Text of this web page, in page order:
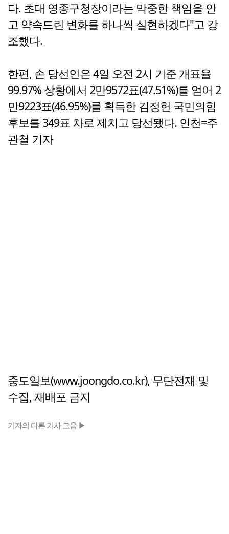
다. 초대 영종구청장이라는 막중한 책임을 안
고 약속드린 변화를 하나씩 실현하겠다"고 강
조했다.
한편, 손 당선인은 4일 오전 2시 기준 개표율
99.97% 상황에서 2만9572표(47.51%)를 얻어 2
만9223표(46.95%)를 획득한 김정헌 국민의힘
후보를 349표 차로 제치고 당선됐다. 인천=주
관철 기자
중도일보(www.joongdo.co.kr), 무단전재 및
수집, 재배포 금지
기자의 다른 기사 모음 ▶